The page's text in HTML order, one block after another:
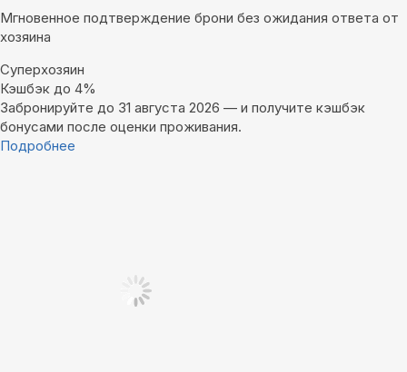
Мгновенное подтверждение брони без ожидания ответа от
хозяина
Суперхозяин
Кэшбэк до 4%
Забронируйте до 31 августа 2026 — и получите кэшбэк
бонусами после оценки проживания.
Подробнее